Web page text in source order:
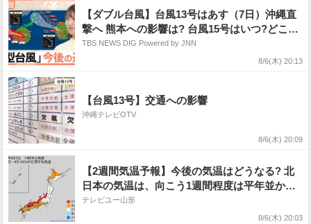
【ダブル台風】台風13号はあす（7日）沖縄直
撃へ 熊本への影響は? 台風15号はいつ?どこに
接近?【Nスタ解説】
TBS NEWS DIG Powered by JNN
8/6(木) 20:13
【台風13号】交通への影響
沖縄テレビOTV
8/6(木) 20:09
【2週間気温予報】今後の気温はどうなる? 北
日本の気温は、向こう1週間程度は平年並か低
い日が多い予報 その後は平年並か高い予報
熱中症などに注意 今後の全国の天気を画像
テレビユー山形
8/6(木) 20:03